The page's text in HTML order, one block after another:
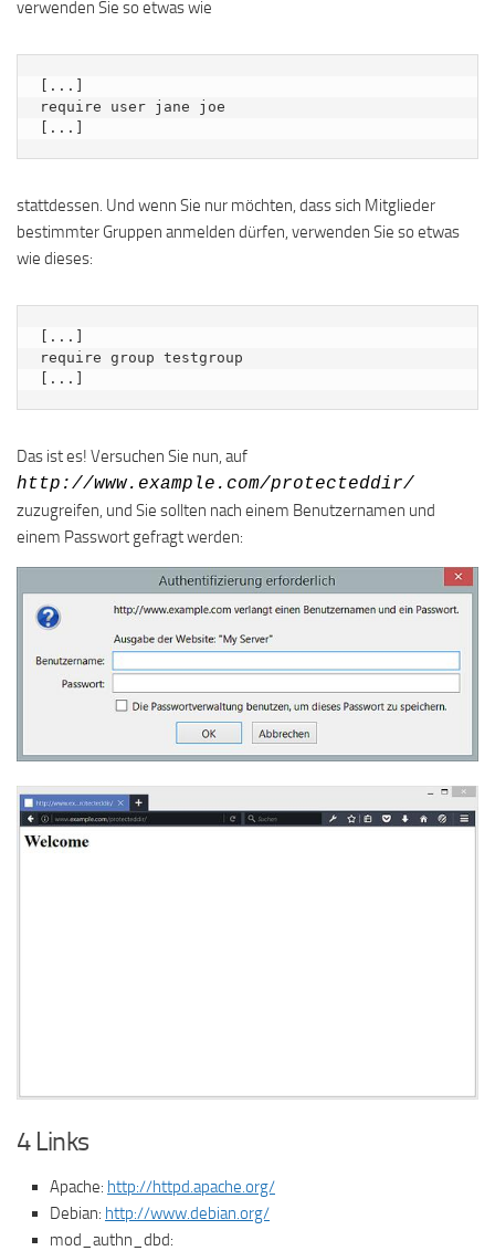
verwenden Sie so etwas wie
[...]
require user jane joe
[...]
stattdessen. Und wenn Sie nur möchten, dass sich Mitglieder
bestimmter Gruppen anmelden dürfen, verwenden Sie so etwas
wie dieses:
[...]
require group testgroup
[...]
Das ist es! Versuchen Sie nun, auf
http://www.example.com/protecteddir/
zuzugreifen, und Sie sollten nach einem Benutzernamen und
einem Passwort gefragt werden:
4 Links
Apache: http://httpd.apache.org/
Debian: http://www.debian.org/
mod_authn_dbd: